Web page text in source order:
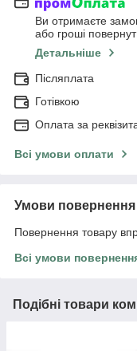
Ви отримаєте
або гроші
Детальніше
Післяплата
Готівкою
Оплата за
Всі умови оплати
Умови повернення
Повернення товару
Всі умови
Подібні товари